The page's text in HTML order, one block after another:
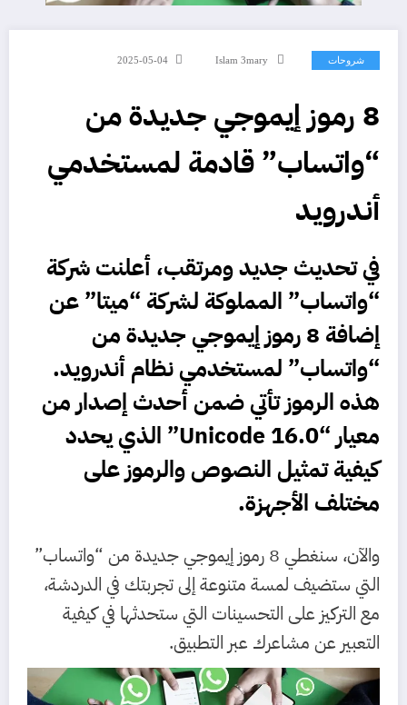
شروحات Islam 3mary
2025-05-04
8 رموز إيموجي جديدة من
“واتساب” قادمة لمستخدمي
أندرويد
في تحديث جديد ومرتقب، أعلنت شركة
“واتساب” المملوكة لشركة “ميتا” عن
إضافة 8 رموز إيموجي جديدة من
“واتساب” لمستخدمي نظام أندرويد.
هذه الرموز تأتي ضمن أحدث إصدار من
معيار “Unicode 16.0” الذي يحدد
كيفية تمثيل النصوص والرموز على
مختلف الأجهزة.
والآن، سنغطي 8 رموز إيموجي جديدة من “واتساب”
التي ستضيف لمسة متنوعة إلى تجربتك في الدردشة،
مع التركيز على التحسينات التي ستحدثها في كيفية
التعبير عن مشاعرك عبر التطبيق.